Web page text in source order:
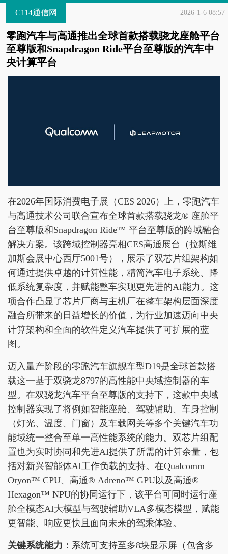
C114通信网 2026-1-6 08:57
零跑汽车与高通推出全球首款搭载骁龙座舱平台
至尊版和Snapdragon Ride平台至尊版的汽车中
央计算平台
在2026年国际消费电子展（CES 2026）上，零跑汽车
与高通技术公司联合宣布全球首款搭载骁龙® 座舱平
台至尊版和Snapdragon Ride™ 平台至尊版的跨域融合
解决方案。该跨域控制器亮相CES高通展台（拉斯维
加斯会展中心西厅5001号），展示了双芯片组架构如
何通过提供卓越的计算性能，精简汽车电子系统、降
低系统复杂度，并赋能整车实现更先进的AI能力。这
项合作凸显了芯片厂商与主机厂在整车架构层面深度
融合所带来的日益增长的价值，为行业加速迈向中央
计算架构和全面的软件定义汽车提供了可扩展的蓝
图。
迈入量产阶段的零跑汽车旗舰车型D19是全球首款搭
载这一基于双骁龙8797的高性能中央域控制器的车
型。在双骁龙汽车平台至尊版的支持下，这款中央域
控制器实现了将例如智能座舱、驾驶辅助、车身控制
（灯光、温度、门窗）及车载网关等多个关键汽车功
能域统一整合至单一高性能系统的能力。双芯片组配
置也为实时协同和先进AI提供了所需的计算余量，包
括对新兴智能体AI工作负载的支持。在Qualcomm
Oryon™ CPU、高通® Adreno™ GPU以及高通®
Hexagon™ NPU的协同运行下，该平台可同时运行座
舱全模态AI大模型与驾驶辅助VLA多模态模型，赋能
更智能、响应更快且面向未来的驾乘体验。
关键系统能力 ： 系统可支持至多8块显示屏（包含多